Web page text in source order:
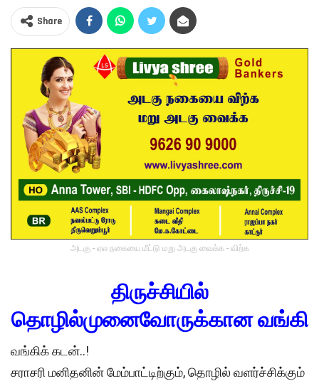
Share
அடகு - ஏல நகையை மீட்டு மறு அடகு வைக்க - விற்க
திருச்சியில்
தொழில்முனைவோருக்கான வங்கி
வங்கிக் கடன்..!
சராசரி மனிதனின் மேம்பாட்டிற்கும், தொழில் வளர்ச்சிக்கும்